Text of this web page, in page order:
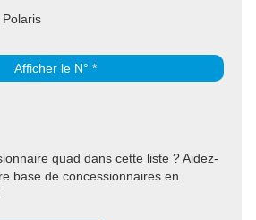
Afficher le N° *
quad dans cette liste ? Aidez-
base de concessionnaires en